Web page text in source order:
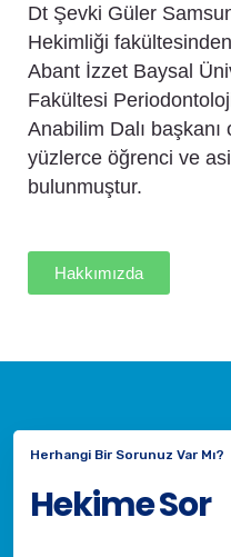
Dt Şevki Güler
Hekimliği
Abant İzzet Baysal
Fakültesi
Anabilim Dalı başkanı
yüzlerce öğrenci ve
bulunmuştur.
Hakkımızda
Herhangi Bir Sorunuz Var Mı?
Hekime Sor